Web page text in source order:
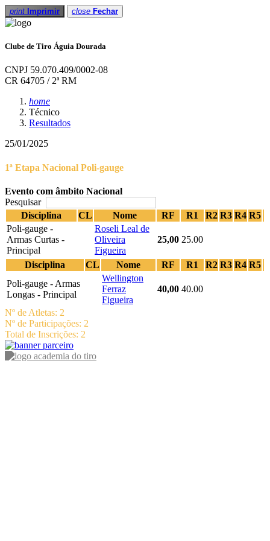
print Imprimir close Fechar
Clube de Tiro Águia Dourada
CNPJ 59.070.409/0002-08
CR 64705 / 2ª RM
home
Técnico
Resultados
25/01/2025
1ª Etapa Nacional Poli-gauge
Evento com âmbito Nacional
Pesquisar
Disciplina
CL Nome RF R1 R2 R3 R4 R5
Poli-gauge -
Armas Curtas -
Principal
Roseli Leal de
Oliveira
Figueira
25,00 25.00
Disciplina CL Nome RF R1 R2 R3 R4 R5
Poli-gauge - Armas
Longas - Principal
Wellington
Ferraz
Figueira
40,00 40.00
Nº de Atletas: 2
Nº de Participações: 2
Total de Inscrições: 2